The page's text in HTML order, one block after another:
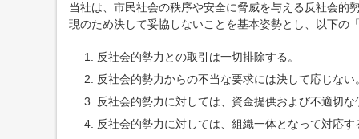
当社は、市民社会の秩序や安全に脅威を与える反社会的
現のため決して妥協しないことを基本姿勢とし、以下の
反社会的勢力との取引は一切排除する。
反社会的勢力からの不当な要求には決して応じない
反社会的勢力に対しては、資金提供および不適切
反社会的勢力に対しては、組織一体となって対応す